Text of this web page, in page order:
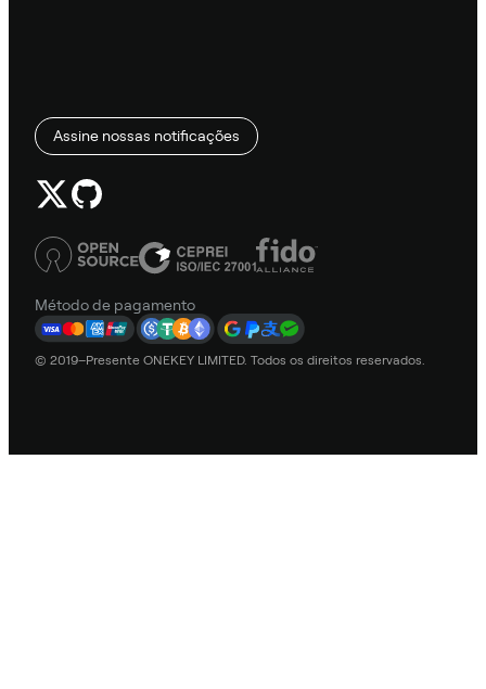
Assine nossas notificações
Método de pagamento
© 2019–Presente ONEKEY LIMITED. Todos os direitos reservados.